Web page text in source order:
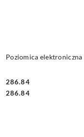
Poziomica elektroniczna
Cena:
286.84
Cena:
286.84